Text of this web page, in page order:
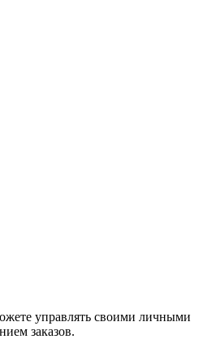
управлять своими личными
заказов.